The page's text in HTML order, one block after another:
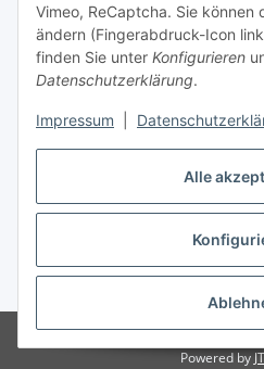
Alle
Vimeo, ReCaptcha. Sie können
ändern (Fingerabdruck-Icon
finden Sie unter Konfigurieren
Datenschutzerklärung.
Impressum
Gesetzliche Informationen
Vertrag
* Alle Preise inkl. gesetzlicher USt., zzgl.
Powered by